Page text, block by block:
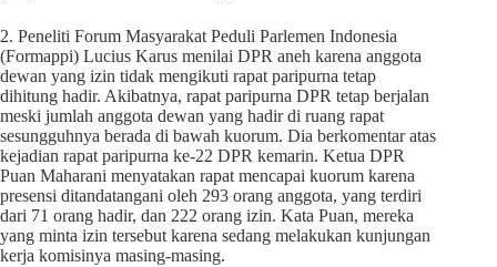
2. Peneliti Forum Masyarakat Peduli Parlemen Indonesia
(Formappi) Lucius Karus menilai DPR aneh karena anggota
dewan yang izin tidak mengikuti rapat paripurna tetap
dihitung hadir. Akibatnya, rapat paripurna DPR tetap berjalan
meski jumlah anggota dewan yang hadir di ruang rapat
sesungguhnya berada di bawah kuorum. Dia berkomentar atas
kejadian rapat paripurna ke-22 DPR kemarin. Ketua DPR
Puan Maharani menyatakan rapat mencapai kuorum karena
presensi ditandatangani oleh 293 orang anggota, yang terdiri
dari 71 orang hadir, dan 222 orang izin. Kata Puan, mereka
yang minta izin tersebut karena sedang melakukan kunjungan
kerja komisinya masing-masing.